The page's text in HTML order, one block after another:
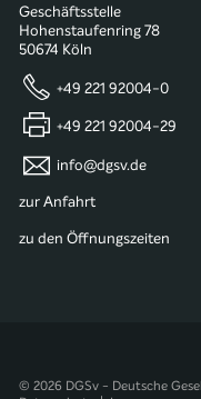
Geschäftsstelle
Hohenstaufenring 78
50674 Köln
+49 221 92004-0
+49 221 92004-29
info@dgsv.de
zur Anfahrt
zu den Öffnungszeiten
© 2026 DGSv - Deutsche